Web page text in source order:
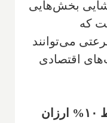
بخش‌هایی
که
می‌توانند
اقتصادی
چرا با ارزانی نفت بنزین فقط ۱۰% ارزان